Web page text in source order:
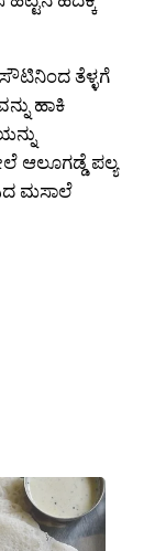
ತೆಳ್ಳಗೆ
ಹಾಕಿ
ಆಲೂಗಡ್ಡೆ ಪಲ್ಯ
ಮಸಾಲೆ